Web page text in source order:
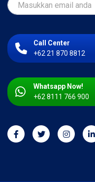
Call Center
+62 21 870 8812
Whatsapp Now!
+62 8111 766 900